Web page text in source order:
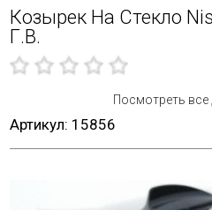
Козырек На Стекло
Г.в.
Посмотреть все
Артикул: 15856